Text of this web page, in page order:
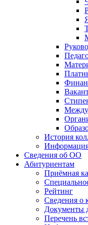
История
Сведения об ОО
Абитуриентам
Приёмная
Рейтинг
Сведения о
Документы
Перечень